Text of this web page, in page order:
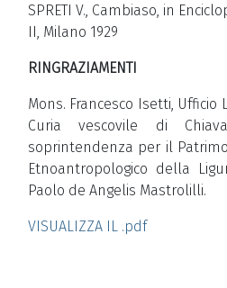
SPRETI V., Cambiaso, in
II, Milano 1929
RINGRAZIAMENTI
Mons. Francesco Isetti, Ufficio
Curia vescovile di
soprintendenza per il
Etnoantropologico della
Paolo de Angelis Mastrolilli.
VISUALIZZA IL .pdf